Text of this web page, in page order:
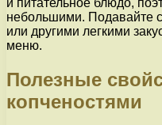
небольшими. Подавайте
или другими легкими
меню.
Полезные
копченостями